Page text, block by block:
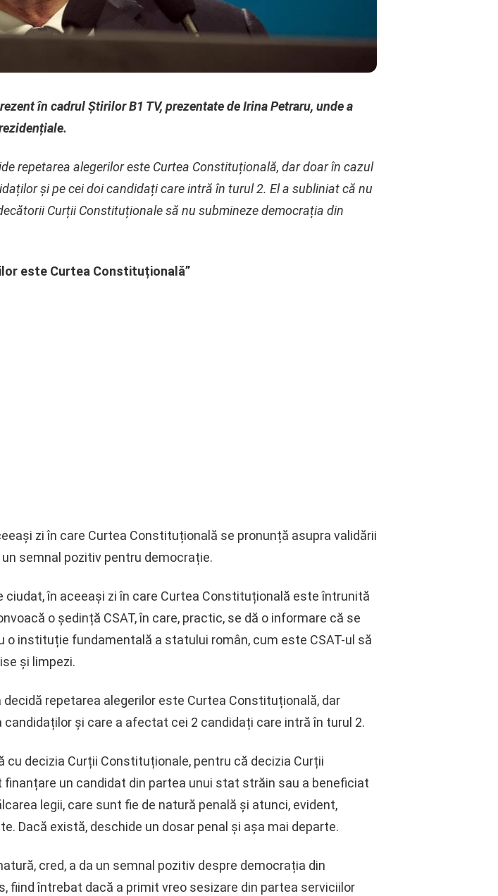
în cadrul Știrilor B1 TV, prezentate de Irina Petraru, unde a
repetarea alegerilor este Curtea Constituțională, dar doar în cazul
și pe cei doi candidați care intră în turul 2. El a subliniat că nu
Curții Constituționale să nu submineze democrația din
este Curtea Constituțională”
zi în care Curtea Constituțională se pronunță asupra validării
semnal pozitiv pentru democrație.
în aceeași zi în care Curtea Constituțională este întrunită
o ședință CSAT, în care, practic, se dă o informare că se
instituție fundamentală a statului român, cum este CSAT-ul să
și limpezi.
repetarea alegerilor este Curtea Constituțională, dar
și care a afectat cei 2 candidați care intră în turul 2.
cu decizia Curții Constituționale, pentru că decizia Curții
un candidat din partea unui stat străin sau a beneficiat
legii, care sunt fie de natură penală și atunci, evident,
Dacă există, deschide un dosar penal și așa mai departe.
cred, a da un semnal pozitiv despre democrația din
fiind întrebat dacă a primit vreo sesizare din partea serviciilor